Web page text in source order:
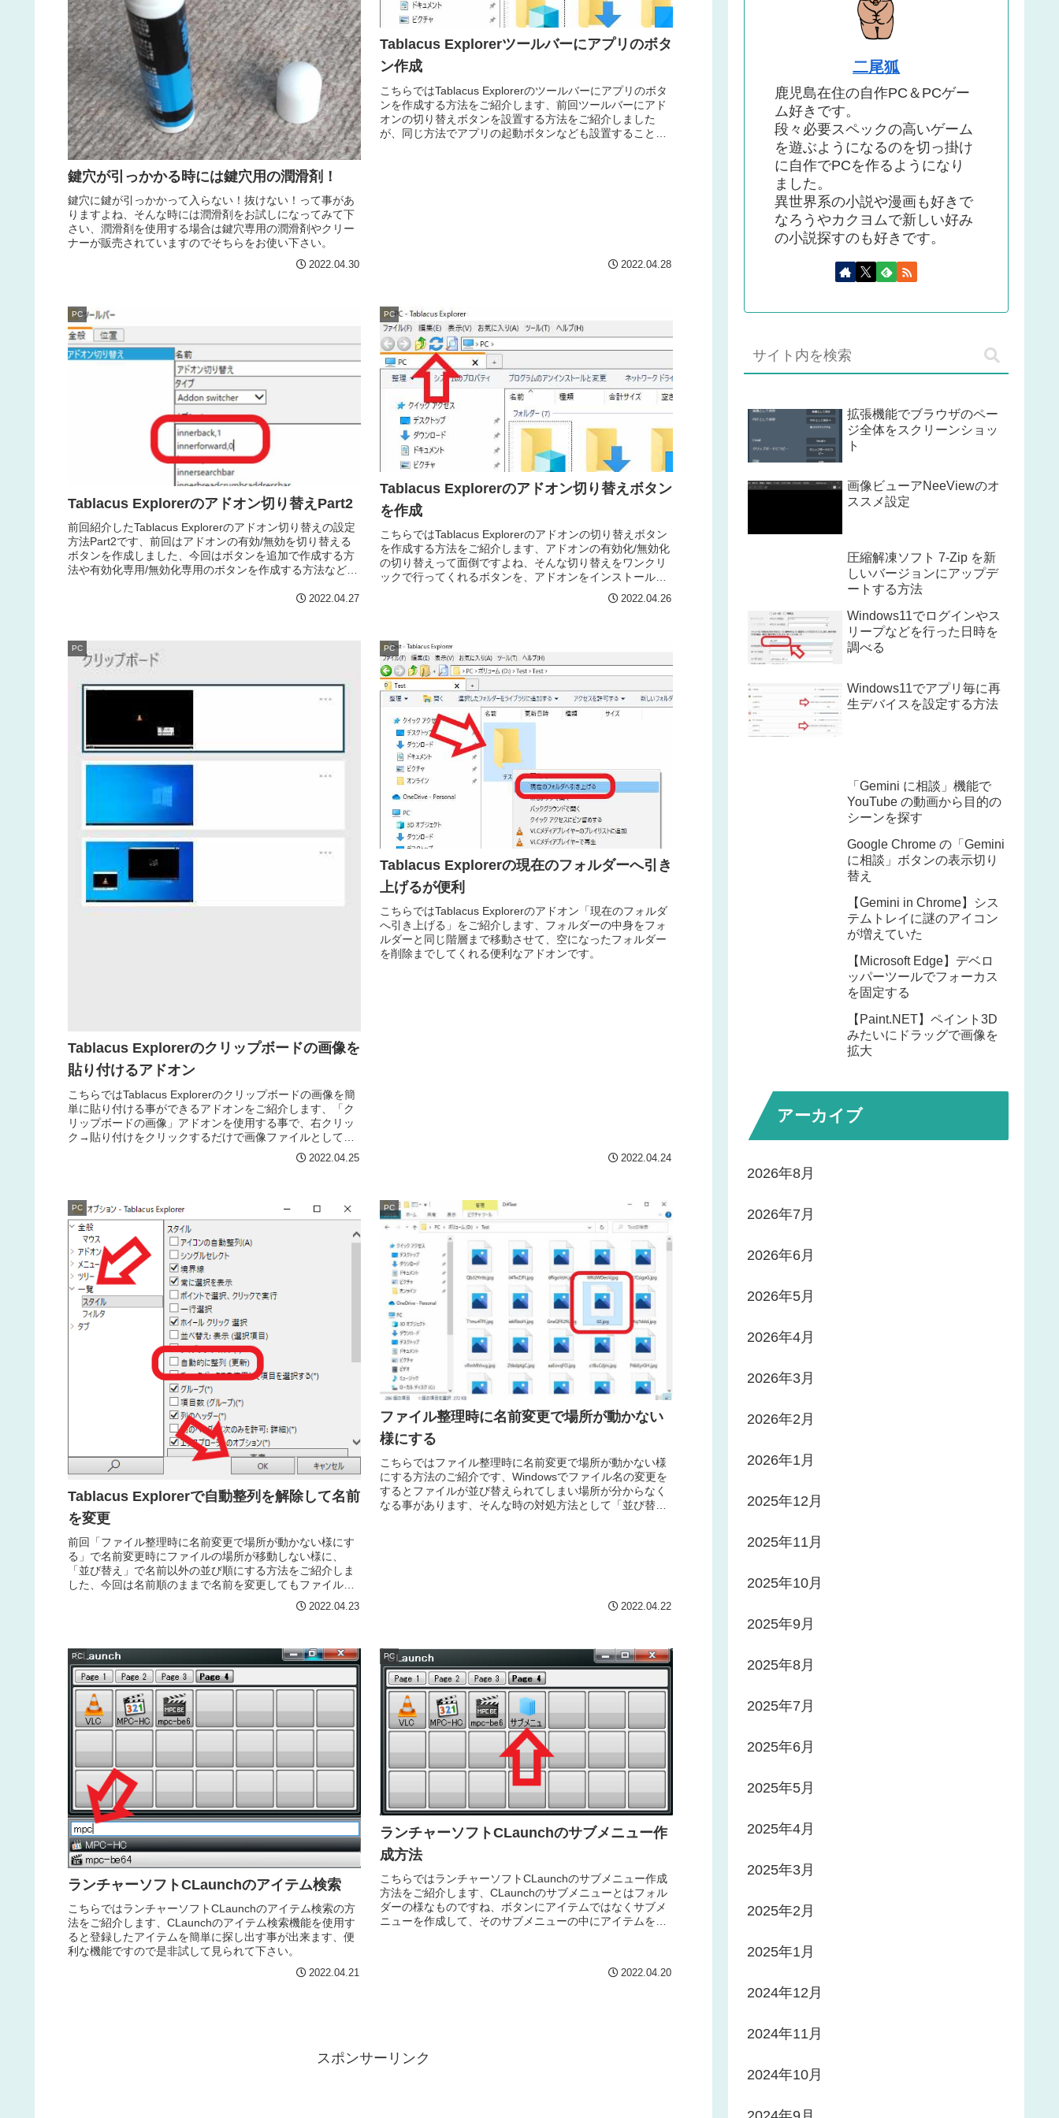
鍵穴が引っかかる時には鍵穴用の潤滑剤！
鍵穴に鍵が引っかかって入らない！抜けない！って事があ
りますよね、そんな時には潤滑剤をお試しになってみて下
さい、潤滑剤を使用する場合は鍵穴専用の潤滑剤やクリー
ナーが販売されていますのでそちらをお使い下さい。
2022.04.30
Tablacus Explorerツールバーにアプリのボタ
ン作成
こちらではTablacus Explorerのツールバーにアプリのボタ
ンを作成する方法をご紹介します、前回ツールバーにアド
オンの切り替えボタンを設置する方法をご紹介しました
が、同じ方法でアプリの起動ボタンなども設置することが
2022.04.28
PC
Tablacus Explorerのアドオン切り替えPart2
前回紹介したTablacus Explorerのアドオン切り替えの設定
方法Part2です、前回はアドオンの有効/無効を切り替える
ボタンを作成しました、今回はボタンを追加で作成する方
法や有効化専用/無効化専用のボタンを作成する方法などご
2022.04.27
PC
Tablacus Explorerのアドオン切り替えボタン
を作成
こちらではTablacus Explorerのアドオンの切り替えボタン
を作成する方法をご紹介します、アドオンの有効化/無効化
の切り替えって面倒ですよね、そんな切り替えをワンクリ
ックで行ってくれるボタンを、アドオンをインストールし
2022.04.26
PC
Tablacus Explorerのクリップボードの画像を
貼り付けるアドオン
こちらではTablacus Explorerのクリップボードの画像を簡
単に貼り付ける事ができるアドオンをご紹介します、「ク
リップボードの画像」アドオンを使用する事で、右クリッ
ク→貼り付けをクリックするだけで画像ファイルとして保
2022.04.25
PC
Tablacus Explorerの現在のフォルダーへ引き
上げるが便利
こちらではTablacus Explorerのアドオン「現在のフォルダ
へ引き上げる」をご紹介します、フォルダーの中身をフォ
ルダーと同じ階層まで移動させて、空になったフォルダー
を削除までしてくれる便利なアドオンです。
2022.04.24
PC
Tablacus Explorerで自動整列を解除して名前
を変更
前回「ファイル整理時に名前変更で場所が動かない様にす
る」で名前変更時にファイルの場所が移動しない様に、
「並び替え」で名前以外の並び順にする方法をご紹介しま
した、今回は名前順のままで名前を変更してもファイルの
2022.04.23
PC
ファイル整理時に名前変更で場所が動かない
様にする
こちらではファイル整理時に名前変更で場所が動かない様
にする方法のご紹介です、Windowsでファイル名の変更を
するとファイルが並び替えられてしまい場所が分からなく
なる事があります、そんな時の対処方法として「並び替
2022.04.22
PC
ランチャーソフトCLaunchのアイテム検索
こちらではランチャーソフトCLaunchのアイテム検索の方
法をご紹介します、CLaunchのアイテム検索機能を使用す
ると登録したアイテムを簡単に探し出す事が出来ます、便
利な機能ですので是非試して見られて下さい。
2022.04.21
PC
ランチャーソフトCLaunchのサブメニュー作
成方法
こちらではランチャーソフトCLaunchのサブメニュー作成
方法をご紹介します、CLaunchのサブメニューとはフォル
ダーの様なものですね、ボタンにアイテムではなくサブメ
ニューを作成して、そのサブメニューの中にアイテムを登
2022.04.20
スポンサーリンク
二尾狐
鹿児島在住の自作PC＆PCゲー
ム好きです。
段々必要スペックの高いゲーム
を遊ぶようになるのを切っ掛け
に自作でPCを作るようになり
ました。
異世界系の小説や漫画も好きで
なろうやカクヨムで新しい好み
の小説探すのも好きです。
拡張機能でブラウザのペー
ジ全体をスクリーンショッ
ト
画像ビューアNeeViewのオ
ススメ設定
圧縮解凍ソフト 7-Zip を新
しいバージョンにアップデ
ートする方法
Windows11でログインやス
リープなどを行った日時を
調べる
Windows11でアプリ毎に再
生デバイスを設定する方法
「Gemini に相談」機能で
YouTube の動画から目的の
シーンを探す
Google Chrome の「Gemini
に相談」ボタンの表示切り
替え
【Gemini in Chrome】シス
テムトレイに謎のアイコン
が増えていた
【Microsoft Edge】デベロ
ッパーツールでフォーカス
を固定する
【Paint.NET】ペイント3D
みたいにドラッグで画像を
拡大
アーカイブ
2026年8月
2026年7月
2026年6月
2026年5月
2026年4月
2026年3月
2026年2月
2026年1月
2025年12月
2025年11月
2025年10月
2025年9月
2025年8月
2025年7月
2025年6月
2025年5月
2025年4月
2025年3月
2025年2月
2025年1月
2024年12月
2024年11月
2024年10月